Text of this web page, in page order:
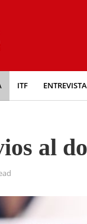
ITF
al